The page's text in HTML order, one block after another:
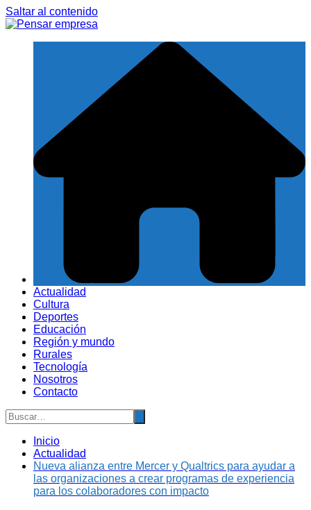
Saltar al contenido
Actualidad
Cultura
Deportes
Educación
Región y mundo
Rurales
Tecnología
Nosotros
Contacto
Inicio
Actualidad
Nueva alianza entre Mercer y Qualtrics para ayudar a
las organizaciones a crear programas de experiencia
para los colaboradores con impacto